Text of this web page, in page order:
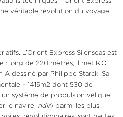
véritable révolution du voyage
L’Orient Express Silenseas est
: long de 220 mètres, il met K.O.
A dessiné par Philippe Starck. Sa
– 1415m2 dont 530 de
système de propulsion vélique
le navire, ndlr) parmi les plus